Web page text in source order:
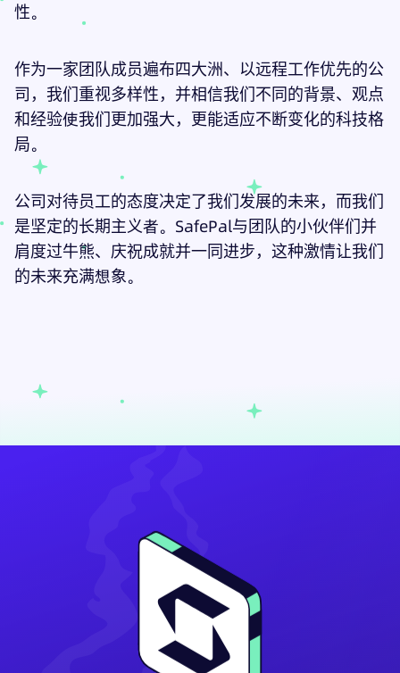
性。
作为一家团队成员遍布四大洲、以远程工作优先的公
司，我们重视多样性，并相信我们不同的背景、观点
和经验使我们更加强大，更能适应不断变化的科技格
局。
公司对待员工的态度决定了我们发展的未来，而我们
是坚定的长期主义者。SafePal与团队的小伙伴们并
肩度过牛熊、庆祝成就并一同进步，这种激情让我们
的未来充满想象。